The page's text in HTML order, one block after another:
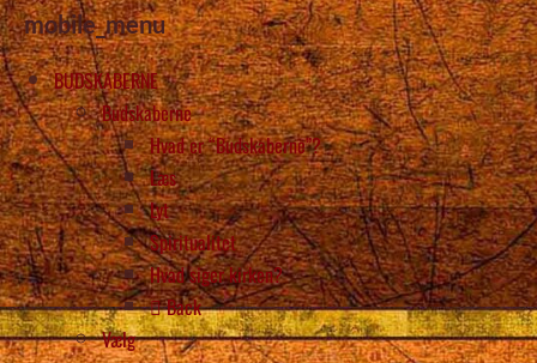
mobile_menu
BUDSKABERNE
Budskaberne
Hvad er “Budskaberne”?
Læs
Lyt
Spiritualitet
Hvad siger kirken?
Back
Vælg